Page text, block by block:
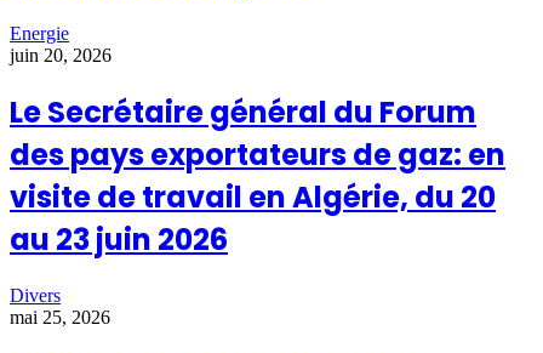
Energie
juin 20, 2026
Le Secrétaire général du Forum
des pays exportateurs de gaz: en
visite de travail en Algérie, du 20
au 23 juin 2026
Divers
mai 25, 2026